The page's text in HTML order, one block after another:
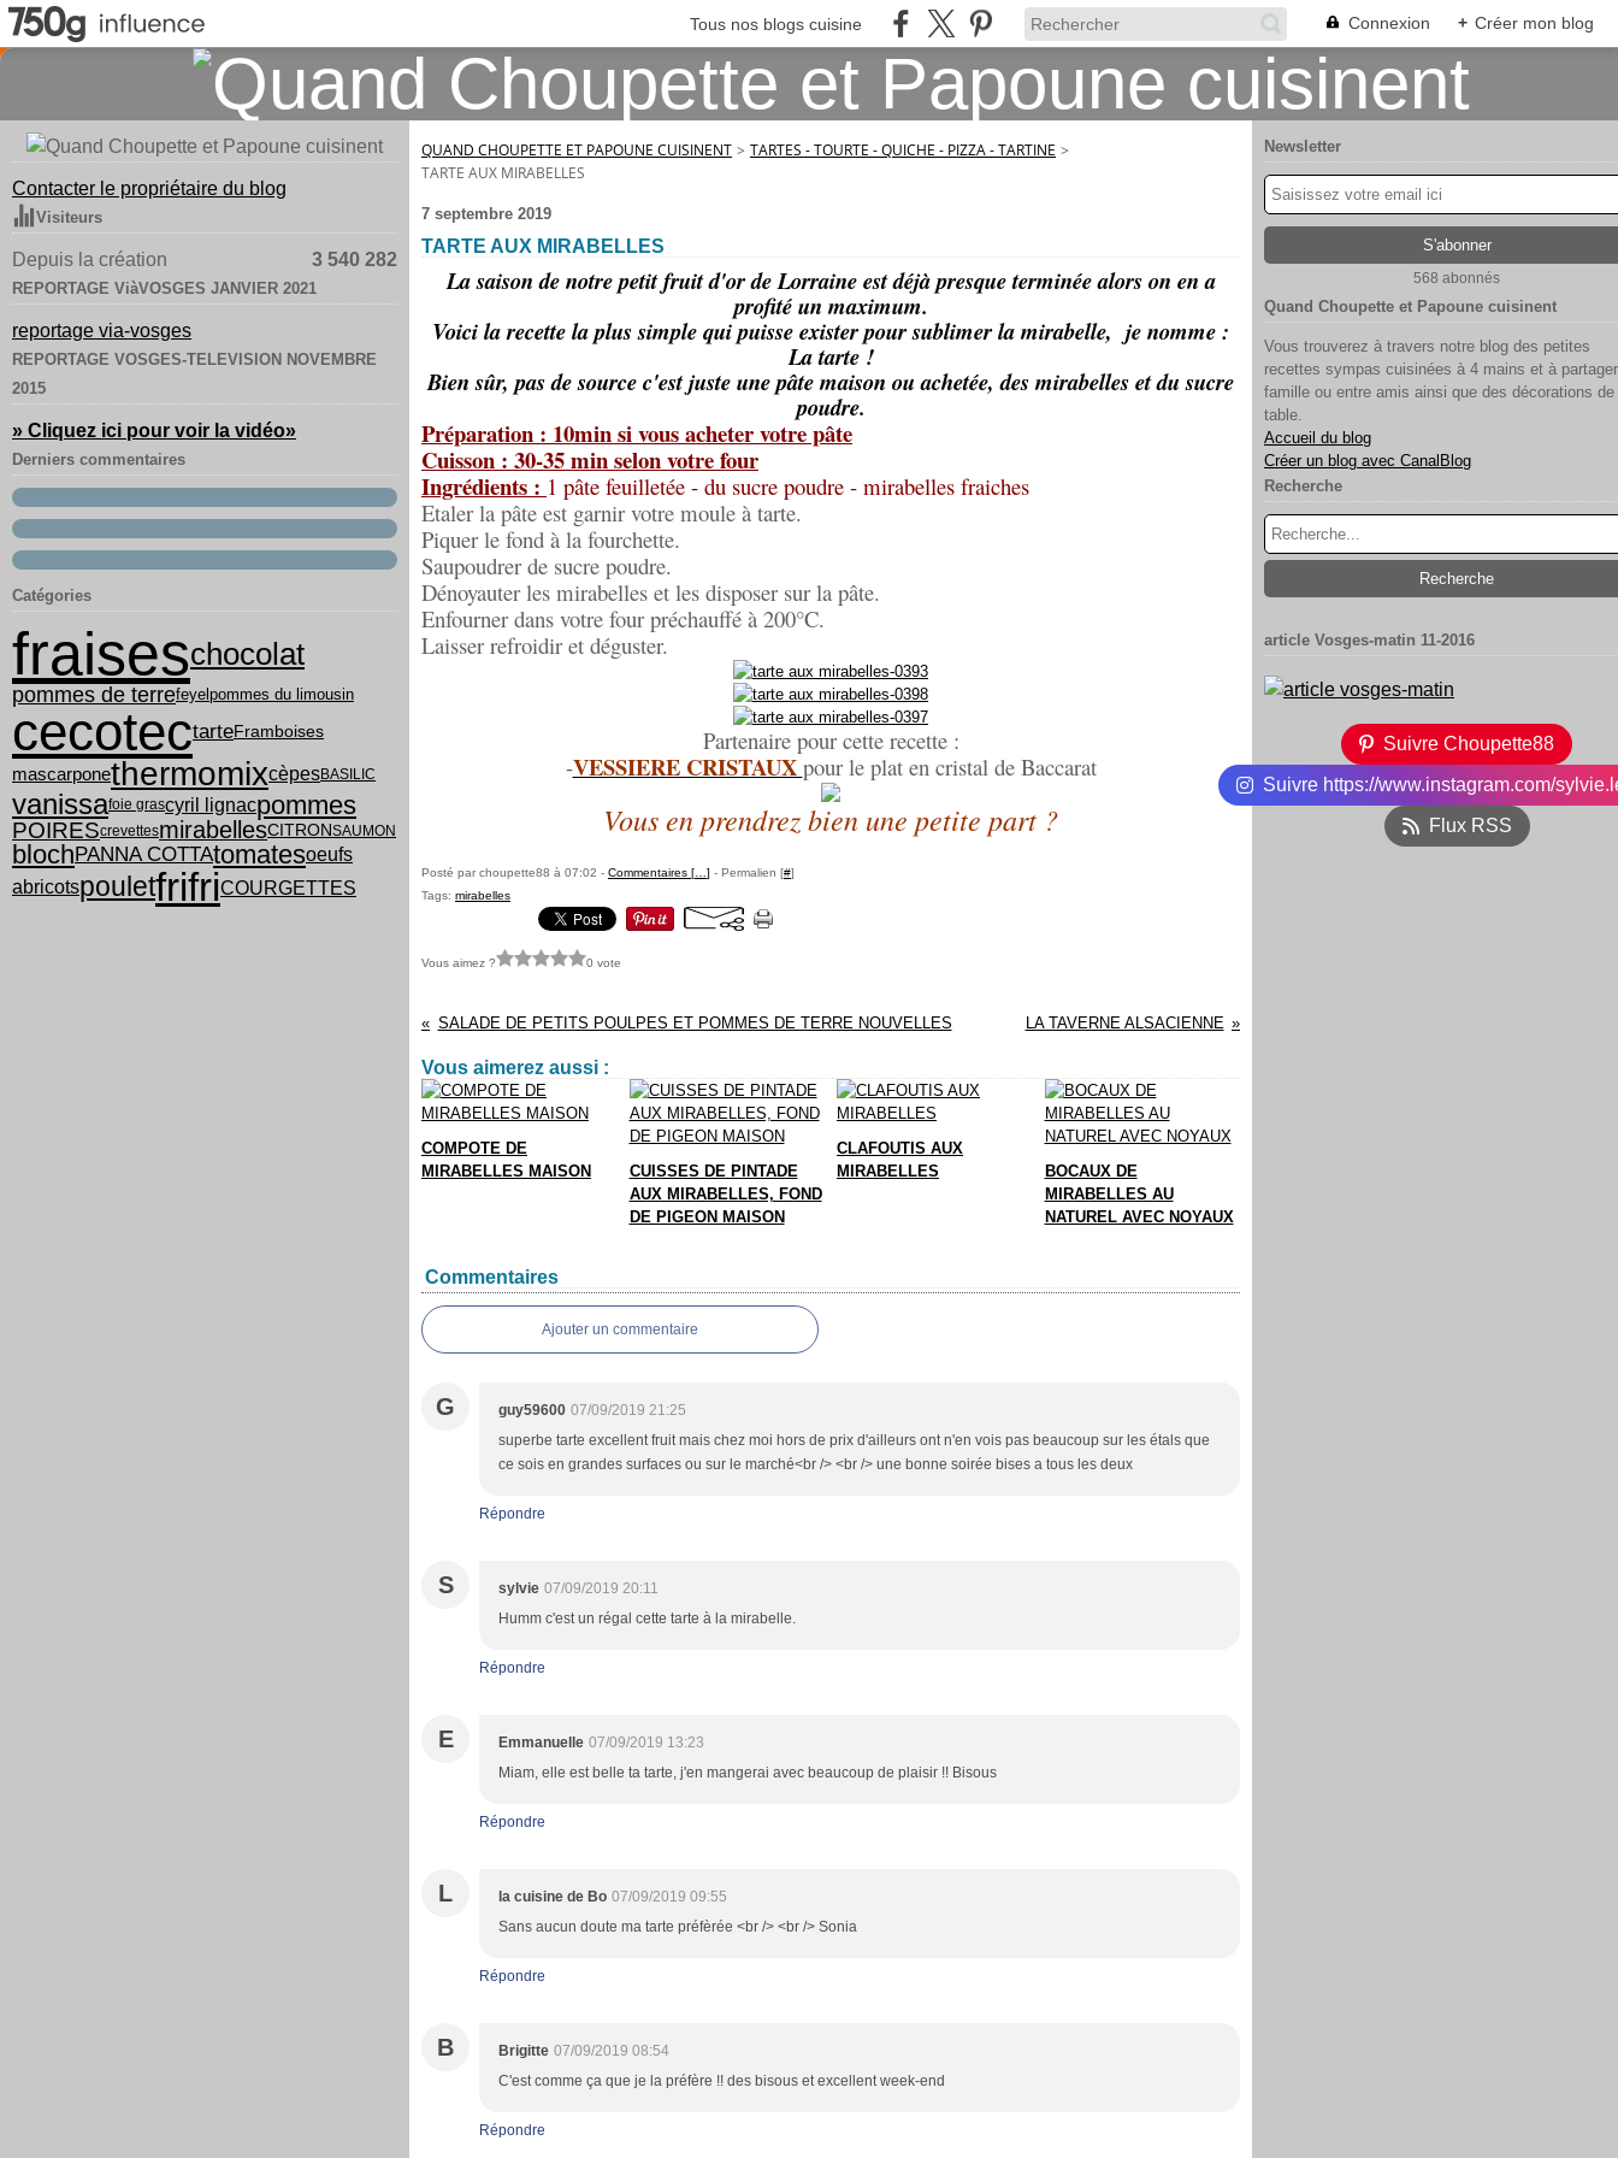
Tous nos blogs cuisine Connexion + Créer mon blog
Contacter le propriétaire du blog
Visiteurs
Depuis la création 3 540 282
REPORTAGE ViàVOSGES JANVIER 2021
reportage via-vosges
REPORTAGE VOSGES-TELEVISION NOVEMBRE
2015
» Cliquez ici pour voir la vidéo»
Derniers commentaires
Catégories
fraiseschocolat
pommes de terrefeyel pommes du limousin
cecotectarteFramboises
mascarponethermomixcèpesBASILIC
vanissafoie grascyril lignacpommes
POIREScrevettesmirabellesCITRONSAUMON
blochPANNA COTTAtomatesoeufs
abricotspouletfrifriCOURGETTES
QUAND CHOUPETTE ET PAPOUNE CUISINENT > TARTES - TOURTE - QUICHE - PIZZA - TARTINE >
TARTE AUX MIRABELLES
7 septembre 2019
TARTE AUX MIRABELLES
La saison de notre petit fruit d'or de Lorraine est déjà presque terminée alors on en a
profité un maximum.
Voici la recette la plus simple qui puisse exister pour sublimer la mirabelle, je nomme :
La tarte !
Bien sûr, pas de source c'est juste une pâte maison ou achetée, des mirabelles et du sucre
poudre.
Préparation : 10min si vous acheter votre pâte
Cuisson : 30-35 min selon votre four
Ingrédients : 1 pâte feuilletée - du sucre poudre - mirabelles fraiches
Etaler la pâte est garnir votre moule à tarte.
Piquer le fond à la fourchette.
Saupoudrer de sucre poudre.
Dénoyauter les mirabelles et les disposer sur la pâte.
Enfourner dans votre four préchauffé à 200°C.
Laisser refroidir et déguster.
Partenaire pour cette recette :
-VESSIERE CRISTAUX pour le plat en cristal de Baccarat
Vous en prendrez bien une petite part ?
Posté par choupette88 à 07:02 - Commentaires [ ] - Permalien [#]
Tags: mirabelles
Vous aimez ? 0 vote
SALADE DE PETITS POULPES ET POMMES DE TERRE NOUVELLES LA TAVERNE ALSACIENNE
Vous aimerez aussi :
COMPOTE DE
MIRABELLES MAISON
CUISSES DE PINTADE
AUX MIRABELLES, FOND
DE PIGEON MAISON
CLAFOUTIS AUX
MIRABELLES
BOCAUX DE
MIRABELLES AU
NATUREL AVEC NOYAUX
Commentaires
Ajouter un commentaire
G guy59600 07/09/2019 21:25
superbe tarte excellent fruit mais chez moi hors de prix d'ailleurs ont n'en vois pas beaucoup sur les étals que
ce sois en grandes surfaces ou sur le marché<br /> <br /> une bonne soirée bises a tous les deux
Répondre
S sylvie 07/09/2019 20:11
Humm c'est un régal cette tarte à la mirabelle.
Répondre
E Emmanuelle 07/09/2019 13:23
Miam, elle est belle ta tarte, j'en mangerai avec beaucoup de plaisir !! Bisous
Répondre
L la cuisine de Bo 07/09/2019 09:55
Sans aucun doute ma tarte préfèrée <br /> <br /> Sonia
Répondre
B Brigitte 07/09/2019 08:54
C'est comme ça que je la préfère !! des bisous et excellent week-end
Répondre
Newsletter
568 abonnés
Quand Choupette et Papoune cuisinent
Vous trouverez à travers notre blog des petites
recettes sympas cuisinées à 4 mains et à
famille ou entre amis ainsi que des décorations de
table.
Accueil du blog
Créer un blog avec CanalBlog
Recherche
article Vosges-matin 11-2016
Suivre Choupette88
Suivre https://www.instagram.com/
Flux RSS